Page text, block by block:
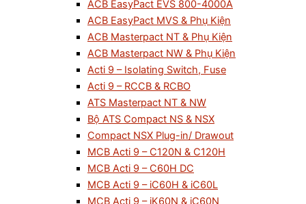
ACB EasyPact EVS 800-4000A
ACB EasyPact MVS & Phụ Kiện
ACB Masterpact NT & Phụ Kiện
ACB Masterpact NW & Phụ Kiện
Acti 9 – Isolating Switch, Fuse
Acti 9 – RCCB & RCBO
ATS Masterpact NT & NW
Bộ ATS Compact NS & NSX
Compact NSX Plug-in/ Drawout
MCB Acti 9 – C120N & C120H
MCB Acti 9 – C60H DC
MCB Acti 9 – iC60H & iC60L
MCB Acti 9 – iK60N & iC60N